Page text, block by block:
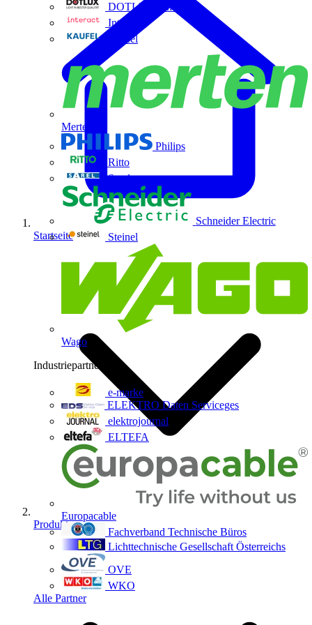
DOTLUX GmbH
Interact
Kaufel
Merten
Philips
Ritto
Sarel
Schneider Electric
Steinel
Wago
Industriepartner
e-marke
ELEKTRO Daten Serviceges
elektrojournal
ELTEFA
Europacable
Fachverband Technische Büros
Lichttechnische Gesellschaft Österreichs
OVE
WKO
Alle Partner
Startseite
Produkte